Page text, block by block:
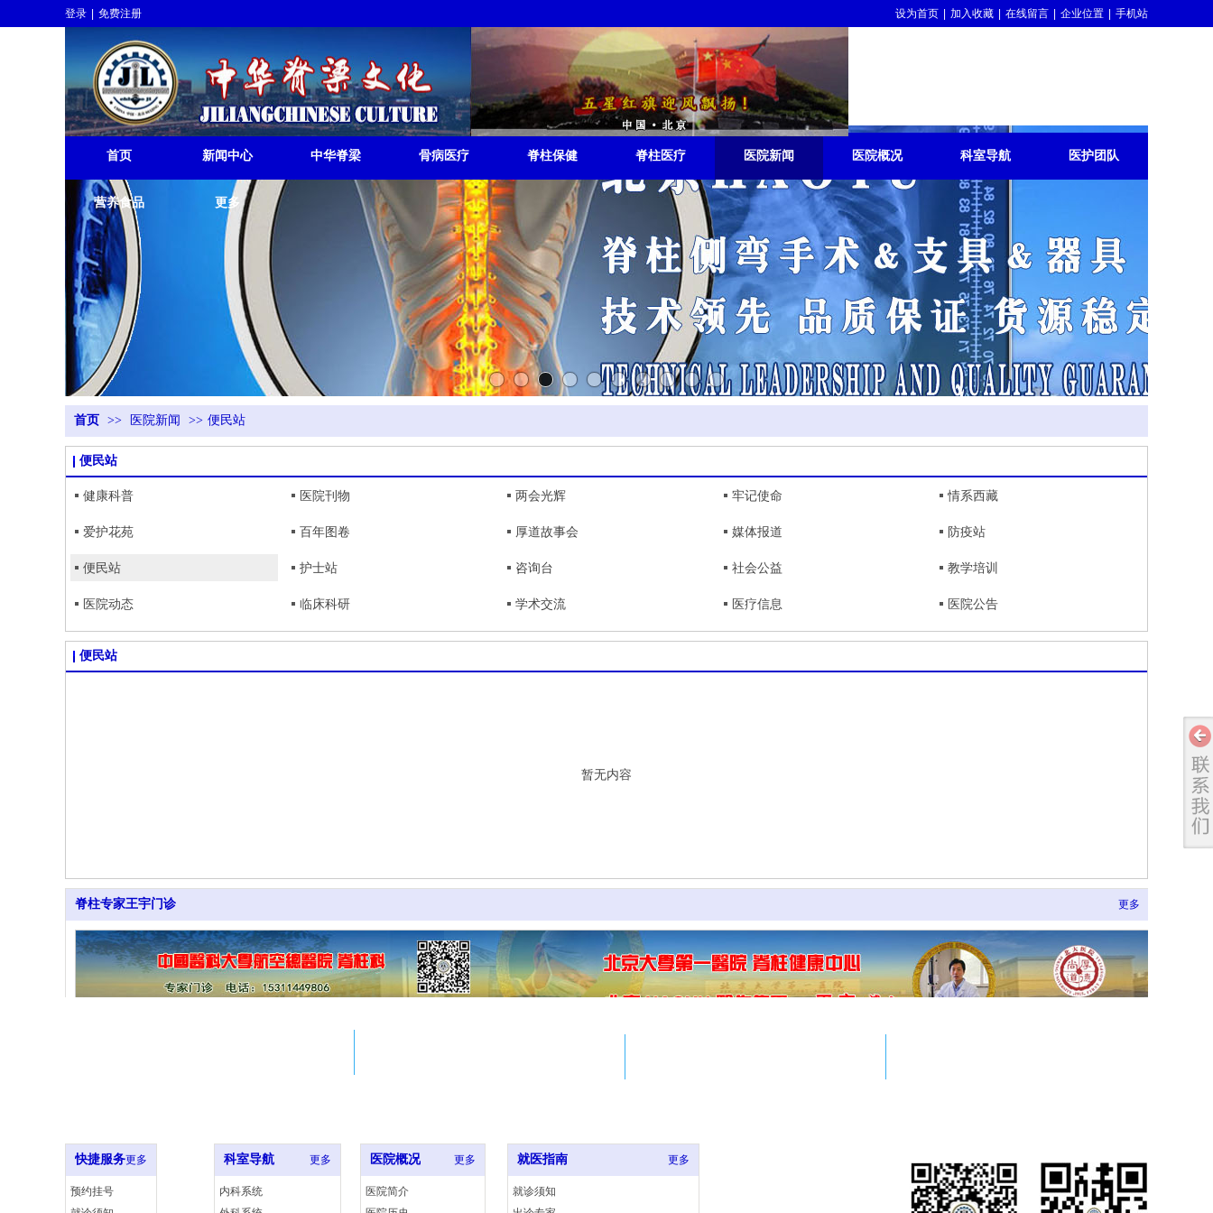
中华脊梁挺起
JILIANGCHINESE RISEUP
首页 新闻中心 中华脊梁 骨病医疗 脊柱保健 脊柱医疗 医院新闻 医院概况 科室导航 医护团队
营养食品 更多
登录 免费注册 设为首页 加入收藏 在线留言 企业位置 手机站
首页 >> 医院新闻 >> 便民站
便民站
健康科普 医院刊物 两会光辉 牢记使命 情系西藏
爱护花苑 百年图卷 厚道故事会 媒体报道 防疫站
便民站 护士站 咨询台 社会公益 教学培训
医院动态 临床科研 学术交流 医疗信息 医院公告
便民站
暂无内容
脊柱专家王宇门诊 更多
快捷服务更多
预约挂号
科室导航 更多
内科系统
医院概况 更多
医院简介
就医指南 更多
就诊须知